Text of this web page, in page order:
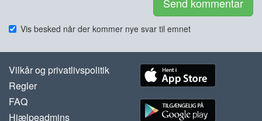
Vis besked når der kommer nye svar til emnet
Vilkår og privatlivspolitik
Regler
FAQ
Hjælpeadmins